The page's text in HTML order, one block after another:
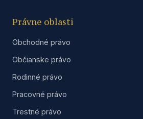
Právne oblasti
Obchodné právo
Občianske právo
Rodinné právo
Pracovné právo
Trestné právo